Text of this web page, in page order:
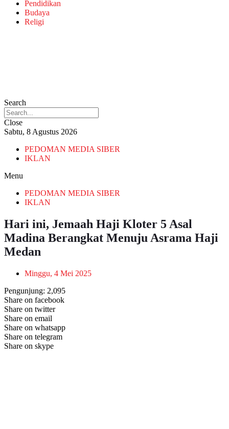
Pendidikan
Budaya
Religi
Search
Close
Sabtu, 8 Agustus 2026
PEDOMAN MEDIA SIBER
IKLAN
Menu
PEDOMAN MEDIA SIBER
IKLAN
Hari ini, Jemaah Haji Kloter 5 Asal
Madina Berangkat Menuju Asrama Haji
Medan
Minggu, 4 Mei 2025
Pengunjung: 2,095
Share on facebook
Share on twitter
Share on email
Share on whatsapp
Share on telegram
Share on skype